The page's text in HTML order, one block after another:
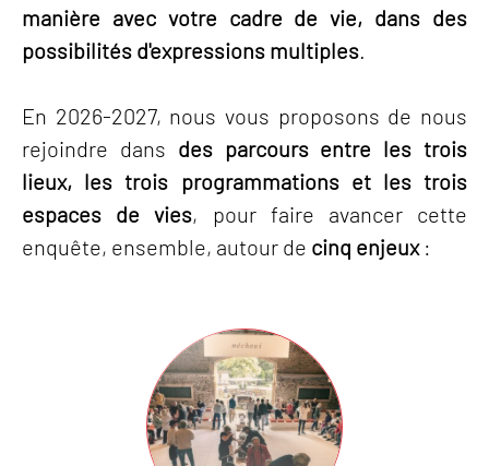
manière avec votre cadre de vie, dans des
possibilités d'expressions multiples
En 2026-2027, nous vous proposons de nous
rejoindre dans des parcours entre les trois
lieux, les trois programmations et les trois
espaces de vies, pour faire avancer cette
enquête, ensemble, autour de cinq enjeux: